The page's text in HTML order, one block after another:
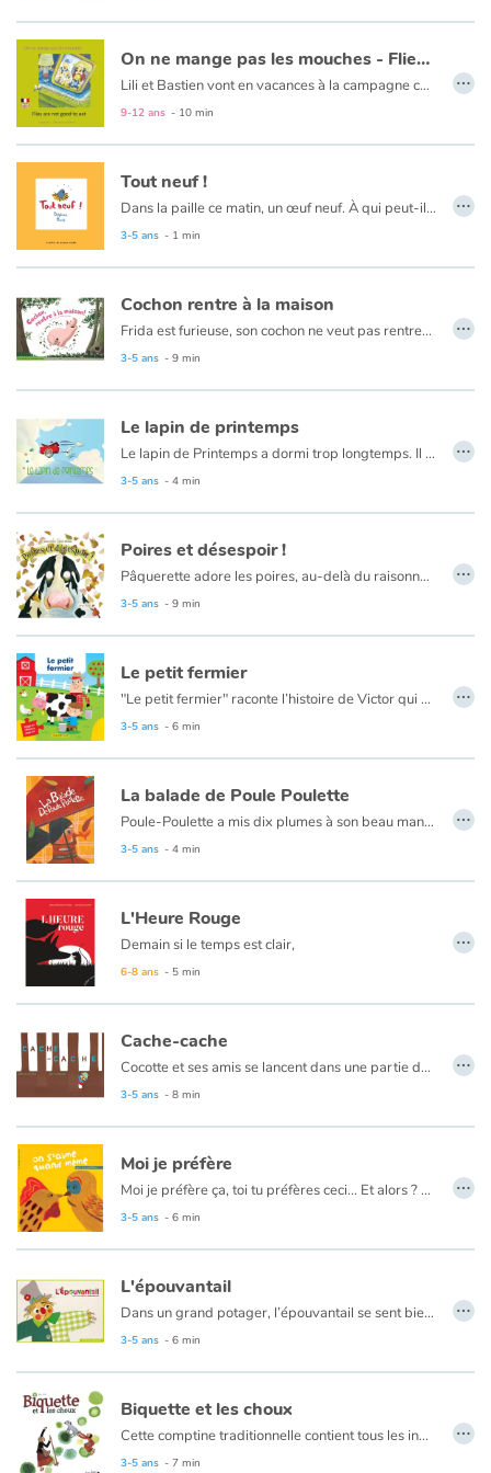
On ne mange pas les mouches - Flies are not good to eat
Lili et Bastien vont en vacances à la campagne chez tonton Fernand et tata Hélène. Lili aime jardiner. Bastien, son petit frère, a envie de tout goûter. Mais, dans le jardin, tout n'est pas forcément bon à manger.
Le texte est en français et en anglais.
9-12 ans - 10 min
…
Tout neuf !
Dans la paille ce matin, un œuf neuf. À qui peut-il bien être ?
3-5 ans - 1 min
…
Cochon rentre à la maison
Frida est furieuse, son cochon ne veut pas rentrer à la ferme, son chien ne veut pas le chercher, le bâton ne veut pas corriger le chien, le feu ne veut pas brûler le bâton… Mais pourquoi le cochon n’obéit pas ?
Ce kamishibaï est un conte randonnée.
3-5 ans - 9 min
…
Le lapin de printemps
Le lapin de Printemps a dormi trop longtemps. Il a laissé l'hiver effacer les couleurs et tout est blanc ! Vite ! Le lapin doit tout repeindre ! Les fleurs, les oiseaux, les animaux ! Mais il a besoin d'aide et tous ses amis proposent des couleurs différentes. Réussira-t-il à peindre toutes ces choses avec les bonnes couleurs ? Sera-t-il assez rapide pour donner vie au Printemps, sans se mélanger les pinceaux...
3-5 ans - 4 min
…
Poires et désespoir !
Pâquerette adore les poires, au-delà du raisonnable ! Comment la famille du fermier va-t-elle les préserver de la gloutonne ?
3-5 ans - 9 min
…
Le petit fermier
"Le petit fermier" raconte l’histoire de Victor qui participe à la vie de la ferme chez ses grands-parents.
3-5 ans - 6 min
…
La balade de Poule Poulette
Poule-Poulette a mis dix plumes à son beau manteau et, sans conteste, c'est la plus belle ! Mais, tout en faisant sa promenade et au fil de ses rencontres, elle va perdre une à une ses belles plumes : la vache a besoin d'un pinceau, le lapin veut nettoyer son terrier, il manque une aile à la coccinelle, la fourmi veut s'en faire un bateau… Bref, de 10 à 0, Poule-Poulette se retrouve… nue !
3-5 ans - 4 min
…
L'Heure Rouge
Demain si le temps est clair,
le loup retrouvera Mine la souris,
sous l’unique arbre du plateau désert.
à l’heure rouge exactement.
6-8 ans - 5 min
…
Cache-cache
Cocotte et ses amis se lancent dans une partie de cache-cache. Cocotte compte et part à la recherche de ses compagnons. Mais c'est sans compter les nombreuses surprises que ses amis lui réservent...
3-5 ans - 8 min
…
Moi je préfère
Moi je préfère ça, toi tu préfères ceci... Et alors ? On s'aime quand même !
3-5 ans - 6 min
…
L'épouvantail
Dans un grand potager, l’épouvantail se sent bien seul au milieu des blés. Un petit hérisson va trouver une solution pour l'aider.
3-5 ans - 6 min
…
Biquette et les choux
Cette comptine traditionnelle contient tous les ingrédients du succès, animaux, répétitions, imbrications…
3-5 ans - 7 min
…